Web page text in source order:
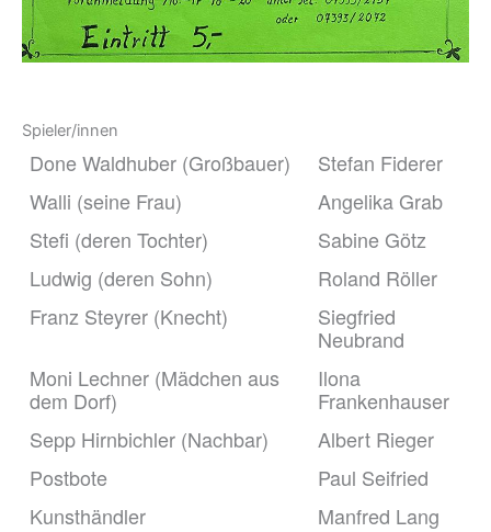
Spieler/innen
Done Waldhuber (Großbauer)
Stefan Fiderer
Walli (seine Frau)
Angelika Grab
Stefi (deren Tochter)
Sabine Götz
Ludwig (deren Sohn)
Roland Röller
Franz Steyrer (Knecht)
Siegfried
Neubrand
Moni Lechner (Mädchen aus
dem Dorf)
Ilona
Frankenhauser
Sepp Hirnbichler (Nachbar)
Albert Rieger
Postbote
Paul Seifried
Kunsthändler
Manfred Lang